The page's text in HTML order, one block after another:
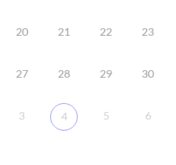
20 21 22 23
27 28 29 30
3 4 5 6